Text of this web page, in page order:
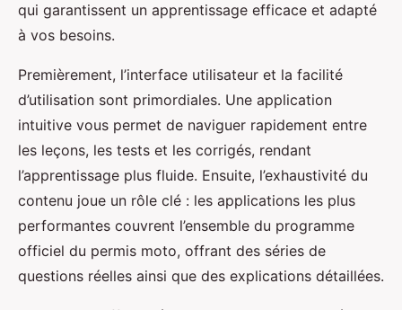
qui garantissent un apprentissage efficace et adapté
à vos besoins.
Premièrement, l’interface utilisateur et la facilité
d’utilisation sont primordiales. Une application
intuitive vous permet de naviguer rapidement entre
les leçons, les tests et les corrigés, rendant
l’apprentissage plus fluide. Ensuite, l’exhaustivité du
contenu joue un rôle clé : les applications les plus
performantes couvrent l’ensemble du programme
officiel du permis moto, offrant des séries de
questions réelles ainsi que des explications détaillées.